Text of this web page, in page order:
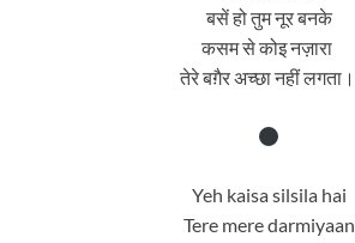
बसें हो तुम नूर बनके
कसम से कोइ नज़ारा
तेरे बग़ैर अच्छा नहीं लगता।
Yeh kaisa silsila hai
Tere mere darmiyaan